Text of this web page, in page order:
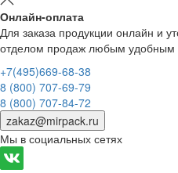
Онлайн-оплата
Для заказа продукции онлайн и
отделом продаж любым удобным
+7(495)669-68-38
8 (800) 707-69-79
8 (800) 707-84-72
zakaz@mirpack.ru
Мы в социальных сетях